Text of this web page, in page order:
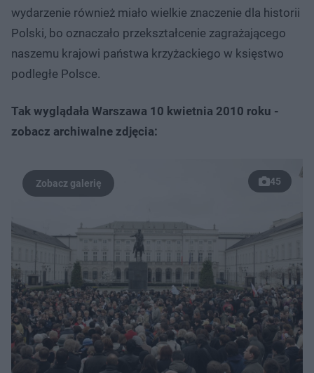
wydarzenie również miało wielkie znaczenie dla historii
Polski, bo oznaczało przekształcenie zagrażającego
naszemu krajowi państwa krzyżackiego w księstwo
podległe Polsce.
Tak wyglądała Warszawa 10 kwietnia 2010 roku -
zobacz archiwalne zdjęcia:
45